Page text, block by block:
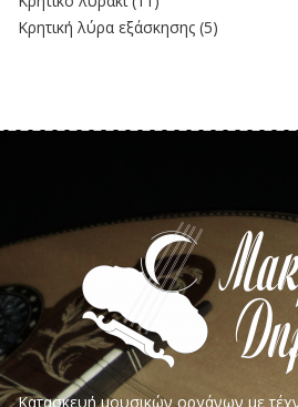
Κρητική λύρα εξάσκησης (5)
Κατασκευή μουσικών οργάνων με